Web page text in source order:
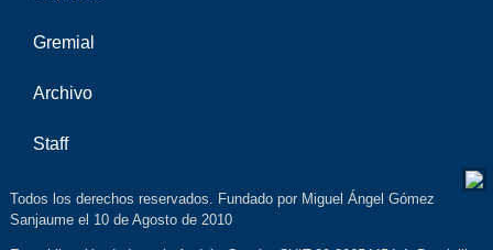
Gremial
Archivo
Staff
Todos los derechos reservados. Fundado por Miguel Ángel Gómez
Sanjaume el 10 de Agosto de 2010